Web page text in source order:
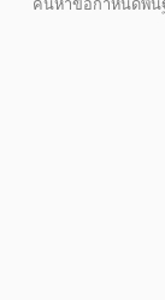
ค้นหาข้อกำหนดพื้น